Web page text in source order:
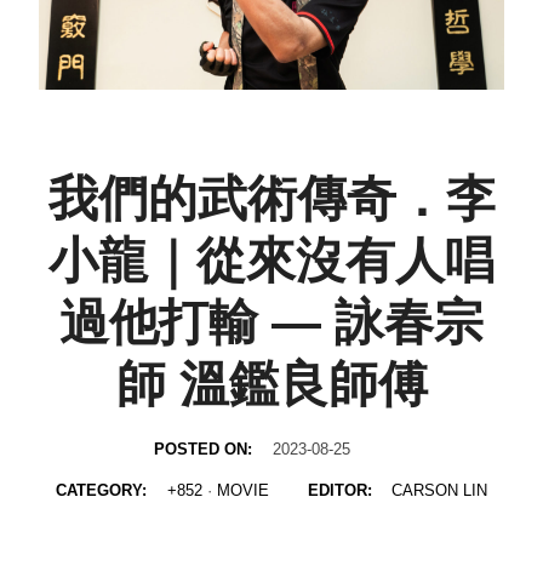
我們的武術傳奇．李
小龍｜從來沒有人唱
過他打輸 — 詠春宗
師 溫鑑良師傅
POSTED ON: 2023-08-25
CATEGORY: +852· MOVIE EDITOR: CARSON LIN